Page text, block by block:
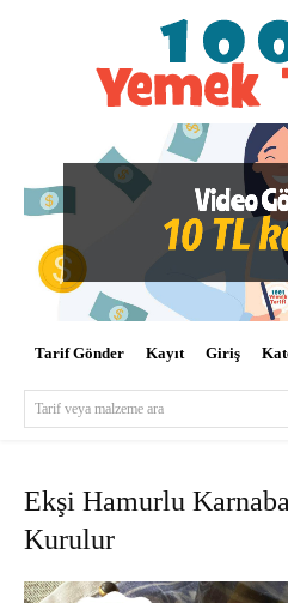
Tarif Gönder Kayıt Giriş
Tarif veya malzeme ara
Ekşi Hamurlu
Kurulur